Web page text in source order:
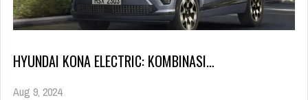
HYUNDAI KONA ELECTRIC: KOMBINASI…
Aug 9, 2024